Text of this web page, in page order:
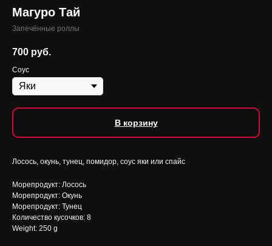
Магуро Тай
Запечённые роллы
700 руб.
Соус
В корзину
Лосось, окунь, тунец, помидор, соус яки или спайс
Морепродукт: Лосось
Морепродукт: Окунь
Морепродукт: Тунец
Количество кусочков: 8
Weight: 250 g